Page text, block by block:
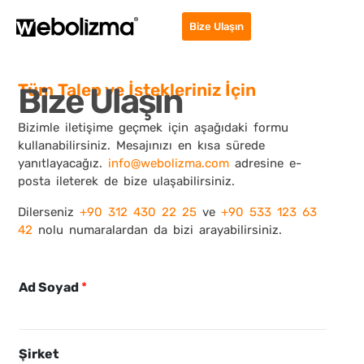
Bize Ulaşın
Tüm Talep ve İstekleriniz İçin
Bize Ulaşın
Bizimle iletişime geçmek için aşağıdaki formu
kullanabilirsiniz. Mesajınızı en kısa sürede
yanıtlayacağız. info@webolizma.com adresine e-
posta ileterek de bize ulaşabilirsiniz.
Dilerseniz+90 312 430 22 25 ve+90 533 123 63
42 nolu numaralardan da bizi arayabilirsiniz.
Ad Soyad *
Şirket